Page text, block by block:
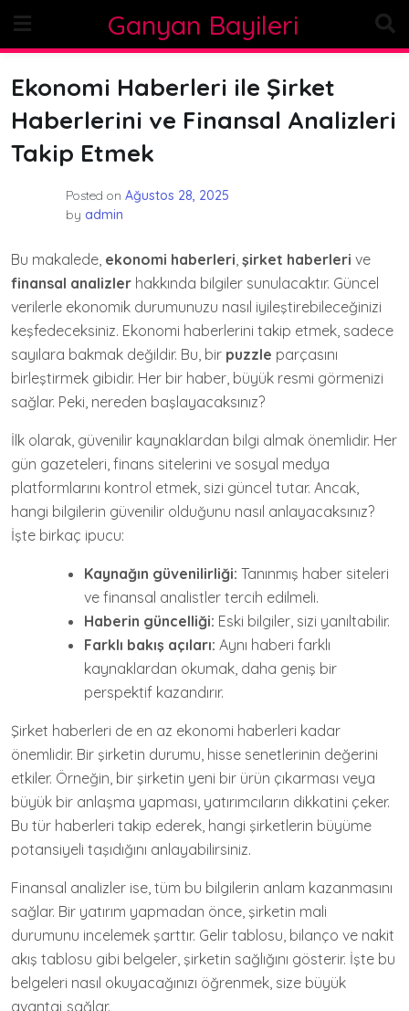
content
Ganyan Bayileri
Ekonomi Haberleri ile Şirket
Haberlerini ve Finansal Analizleri
Takip Etmek
Posted on Ağustos 28, 2025
by admin
Bu makalede, ekonomi haberleri, şirket haberleri ve
finansal analizler hakkında bilgiler sunulacaktır. Güncel
verilerle ekonomik durumunuzu nasıl iyileştirebileceğinizi
keşfedeceksiniz. Ekonomi haberlerini takip etmek, sadece
sayılara bakmak değildir. Bu, bir puzzle parçasını
birleştirmek gibidir. Her bir haber, büyük resmi görmenizi
sağlar. Peki, nereden başlayacaksınız?
İlk olarak, güvenilir kaynaklardan bilgi almak önemlidir. Her
gün gazeteleri, finans sitelerini ve sosyal medya
platformlarını kontrol etmek, sizi güncel tutar. Ancak,
hangi bilgilerin güvenilir olduğunu nasıl anlayacaksınız?
İşte birkaç ipucu:
Kaynağın güvenilirliği: Tanınmış haber siteleri
ve finansal analistler tercih edilmeli.
Haberin güncelliği: Eski bilgiler, sizi yanıltabilir.
Farklı bakış açıları: Aynı haberi farklı
kaynaklardan okumak, daha geniş bir
perspektif kazandırır.
Şirket haberleri de en az ekonomi haberleri kadar
önemlidir. Bir şirketin durumu, hisse senetlerinin değerini
etkiler. Örneğin, bir şirketin yeni bir ürün çıkarması veya
büyük bir anlaşma yapması, yatırımcıların dikkatini çeker.
Bu tür haberleri takip ederek, hangi şirketlerin büyüme
potansiyeli taşıdığını anlayabilirsiniz.
Finansal analizler ise, tüm bu bilgilerin anlam kazanmasını
sağlar. Bir yatırım yapmadan önce, şirketin mali
durumunu incelemek şarttır. Gelir tablosu, bilanço ve nakit
akış tablosu gibi belgeler, şirketin sağlığını gösterir. İşte bu
belgeleri nasıl okuyacağınızı öğrenmek, size büyük
avantaj sağlar.